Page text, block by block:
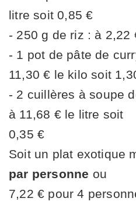
litre soit 0,85 €
- 250 g de riz : à 2,22
- 1 pot de pâte de
11,30 € le kilo soit
- 2 cuillères à soupe
à 11,68 € le litre soit
0,35 €
Soit un plat exotique
par personne ou
7,22 € pour 4